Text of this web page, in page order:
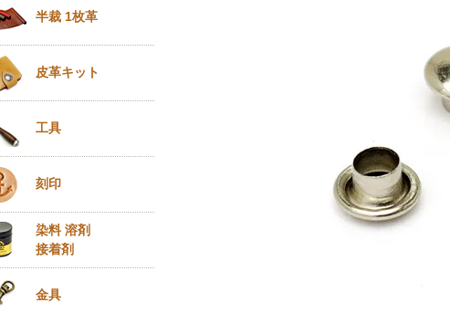
半裁 1枚革
皮革キット
工具
刻印
染料 溶剤
接着剤
金具